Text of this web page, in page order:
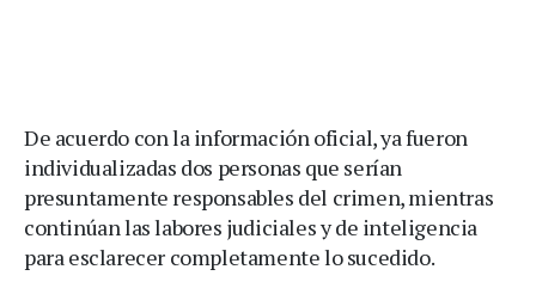
De acuerdo con la información oficial, ya fueron
individualizadas dos personas que serían
presuntamente responsables del crimen, mientras
continúan las labores judiciales y de inteligencia
para esclarecer completamente lo sucedido.